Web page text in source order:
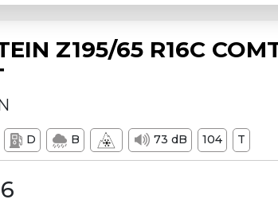
Z195/65 R16C
D B 73 dB 104 T